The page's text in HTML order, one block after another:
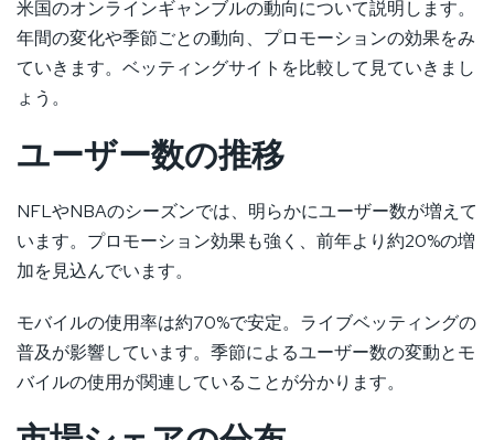
米国のオンラインギャンブルの動向について説明します。
年間の変化や季節ごとの動向、プロモーションの効果をみ
ていきます。ベッティングサイトを比較して見ていきまし
ょう。
ユーザー数の推移
NFLやNBAのシーズンでは、明らかにユーザー数が増えて
います。プロモーション効果も強く、前年より約20%の増
加を見込んでいます。
モバイルの使用率は約70%で安定。ライブベッティングの
普及が影響しています。季節によるユーザー数の変動とモ
バイルの使用が関連していることが分かります。